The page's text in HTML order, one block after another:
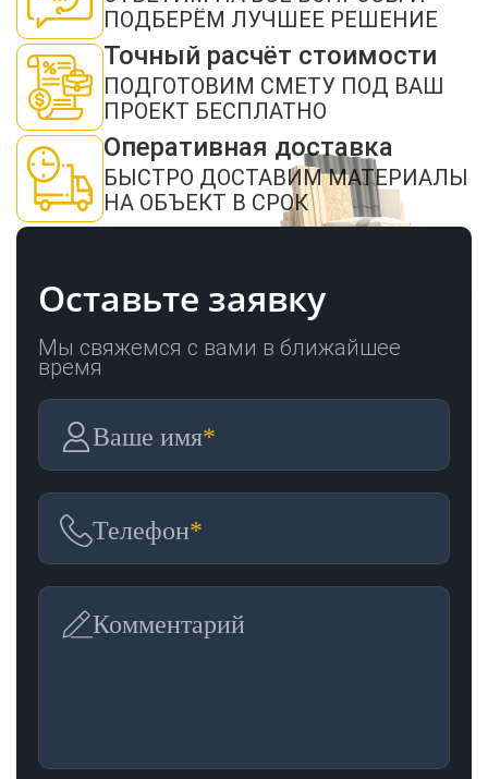
ПОДБЕРЁМ ЛУЧШЕЕ РЕШЕНИЕ
Точный расчёт стоимости
ПОДГОТОВИМ СМЕТУ ПОД ВАШ
ПРОЕКТ БЕСПЛАТНО
Оперативная доставка
БЫСТРО ДОСТАВИМ МАТЕРИАЛЫ
НА ОБЪЕКТ В СРОК
Оставьте заявку
Мы свяжемся с вами в ближайшее
время
Ваше имя*
Телефон*
Комментарий
Нажимая кнопку "Отправить", я даю своё согласие на обработку моих
персональных данных в соответствии с ФЗ от 27.07.2006 № 152-ФЗ "О
персональных данных", на условиях и для целей, определенных вполитикой
конфиденциальности
ОТПРАВИТЬ